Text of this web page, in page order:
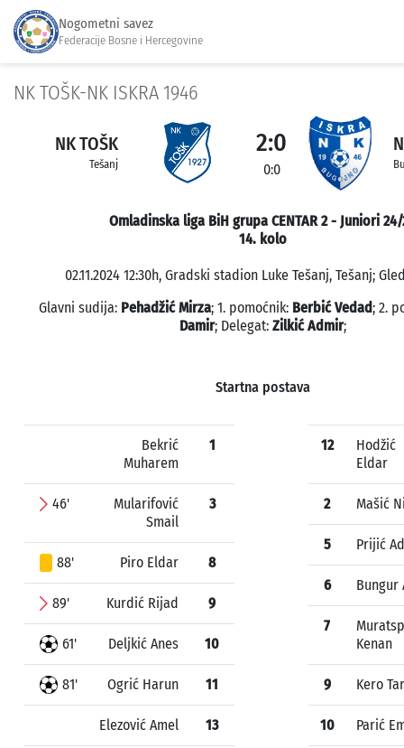
Nogometni savez
Federacije Bosne i Hercegovine
NK TOŠK-NK ISKRA 1946
NK TOŠK
Tešanj
2:0
0:0
Omladinska liga BiH grupa CENTAR 2 - Juniori
14. kolo
02.11.2024 12:30h, Gradski stadion Luke Tešanj, Tešanj;
Glavni sudija: Pehadžić Mirza; 1. pomoćnik: Berbić Vedad; 2.
Damir; Delegat: Zilkić Admir;
Startna postava
Bekrić
Muharem
1
46'
Mularifović
Smail
3
88' Piro Eldar 8
89' Kurdić Rijad 9
61' Deljkić Anes 10
81' Ogrić Harun 11
Elezović Amel 13
12
Hodžić
Eldar
2 Mašić
5 Prijić
6 Bungur
7
Kenan
9 Kero
10 Parić